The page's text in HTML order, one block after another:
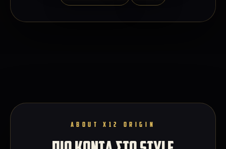
ABOUT X12 ORIGIN